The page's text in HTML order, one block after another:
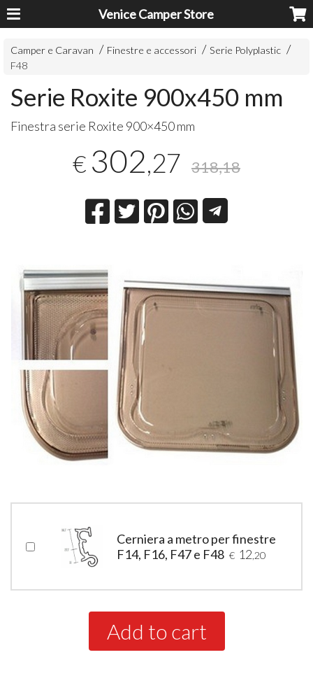
Venice Camper Store
Camper e Caravan Finestre e accessori
Serie Polyplastic
F48
Serie Roxite 900x450 mm
Finestra serie Roxite 900×450 mm
€ 302,27 318,18
Cerniera a metro per finestre
F14, F16, F47 e F48 € 12 ,20
Add to cart